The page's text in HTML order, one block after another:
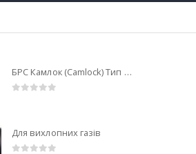
БРС Камлок (Camlock) Тип AF Алюмінієвий
Для вихлопних газів